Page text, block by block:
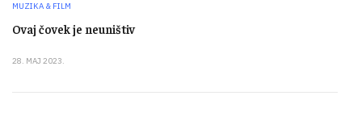
MUZIKA & FILM
Ovaj čovek je neuništiv
28. MAJ 2023.